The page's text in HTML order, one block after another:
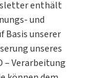
enthält
und
Basis unserer
unseres
– Verarbeitung